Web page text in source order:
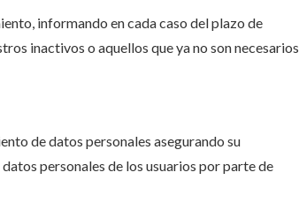
informando en cada caso del plazo de
inactivos o aquellos que ya no son necesarios
de datos personales asegurando su
personales de los usuarios por parte de